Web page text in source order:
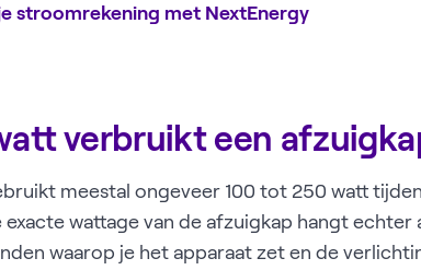
stroomrekening met NextEnergy
verbruikt een
meestal ongeveer 100 tot 250 watt
exacte wattage van de afzuigkap hangt echter
waarop je het apparaat zet en de